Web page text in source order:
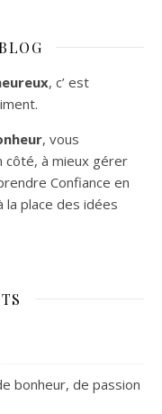
, c’ est
, vous
côté, à mieux gérer
Confiance en
la place des idées
bonheur, de passion